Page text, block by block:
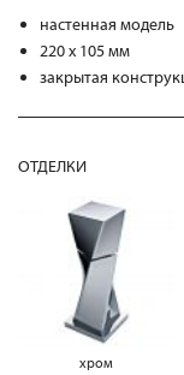
настенная модель
220 x 105 мм
закрытая
ОТДЕЛКИ
хром